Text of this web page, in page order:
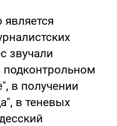
звучали
в получении
в теневых